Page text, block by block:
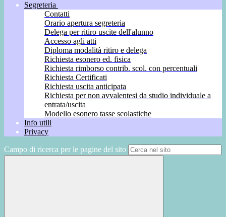
Segreteria
Contatti
Orario apertura segreteria
Delega per ritiro uscite dell'alunno
Accesso agli atti
Diploma modalità ritiro e delega
Richiesta esonero ed. fisica
Richiesta rimborso contrib. scol. con percentuali
Richiesta Certificati
Richiesta uscita anticipata
Richiesta per non avvalentesi da studio individuale a
entrata/uscita
Modello esonero tasse scolastiche
Info utili
Privacy
Campo di ricerca per le pagine del sito